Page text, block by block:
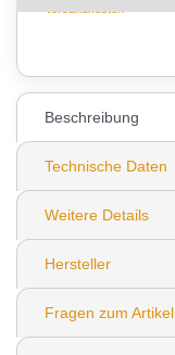
Beschreibung
Technische Daten
Weitere Details
Hersteller
Fragen zum Artikel